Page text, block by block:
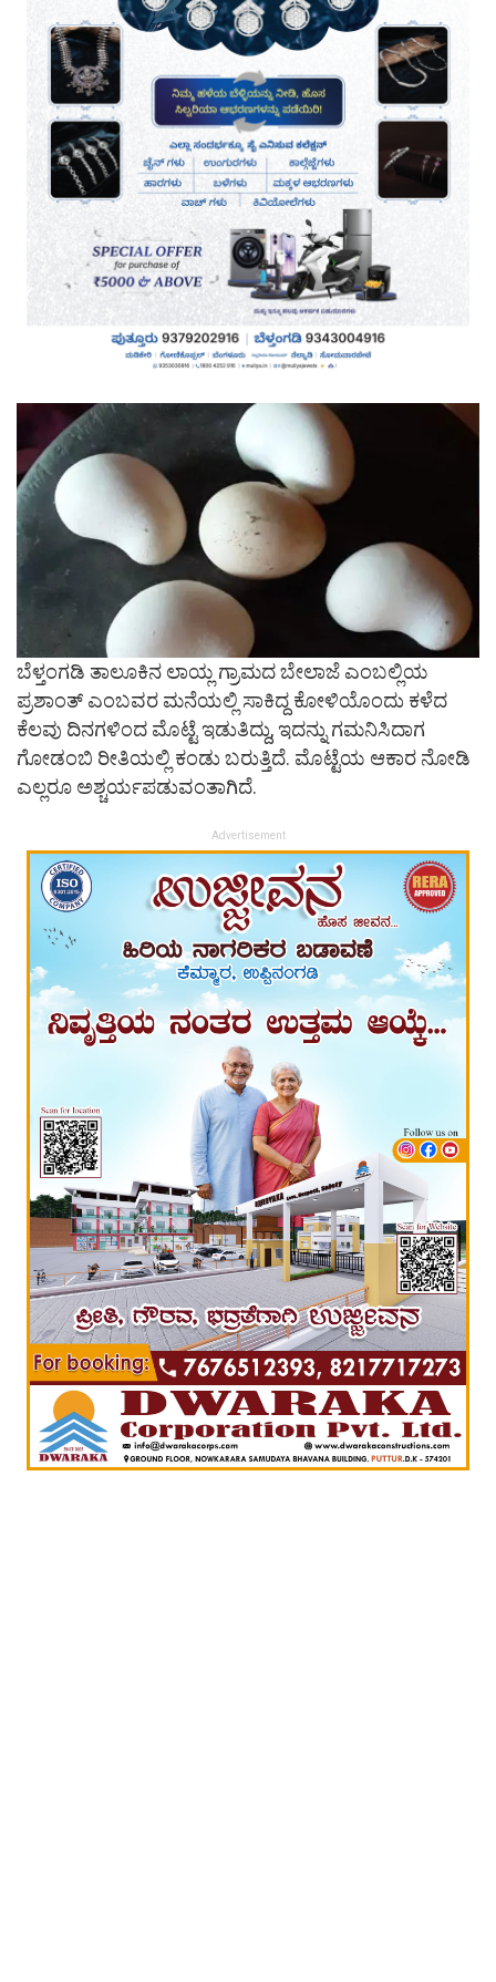
ಬೆಳ್ತಂಗಡಿ ತಾಲೂಕಿನ ಲಾಯ್ಲ ಗ್ರಾಮದ ಬೇಲಾಜೆ ಎಂಬಲ್ಲಿಯ
ಪ್ರಶಾಂತ್ ಎಂಬವರ ಮನೆಯಲ್ಲಿ ಸಾಕಿದ್ದ ಕೋಳಿಯೊಂದು ಕಳೆದ
ಕೆಲವು ದಿನಗಳಿಂದ ಮೊಟ್ಟೆ ಇಡುತಿದ್ದು, ಇದನ್ನು ಗಮನಿಸಿದಾಗ
ಗೋಡಂಬಿ ರೀತಿಯಲ್ಲಿ ಕಂಡು ಬರುತ್ತಿದೆ. ಮೊಟ್ಟೆಯ ಆಕಾರ ನೋಡಿ
ಎಲ್ಲರೂ ಅಶ್ಚರ್ಯಪಡುವಂತಾಗಿದೆ.
Advertisement